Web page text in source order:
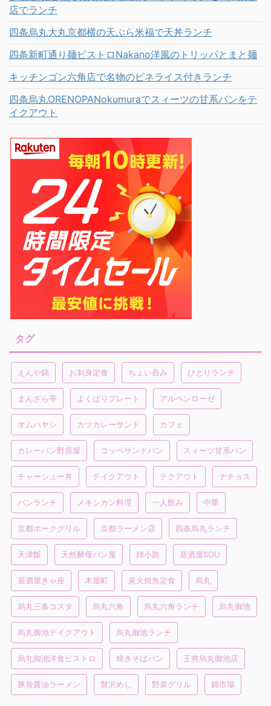
店でランチ
四条烏丸大丸京都横の天ぷら米福で天丼ランチ
四条新町通り麺ビストロNakano洋風のトリッパとまと麺
キッチンゴン六角店で名物のピネライス付きランチ
四条烏丸ORENOPANokumuraでスィーツの甘系パンをテ
イクアウト
タグ
えんや錦 お刺身定食 ちょい呑み ひとりランチ
まんざら亭 よくばりプレート アルペンローゼ
オムハヤシ カツカレーサンド カフェ
カレーパン野原屋 コッペサンドパン スィーツ甘系パン
チャーシュー丼 テイクアウト テクアウト ナチョス
パンランチ メキシカン料理 一人飲み 中華
京都ポークグリル 京都ラーメン店 四条烏丸ランチ
天津飯 天然酵母パン屋 姉小路 居酒屋SOU
居酒屋きゃ座 木屋町 炭火焼魚定食 烏丸
烏丸三条コスタ 烏丸六角 烏丸六角ランチ 烏丸御池
烏丸御池テイクアウト 烏丸御池ランチ
烏丸御池洋食ビストロ 焼きそばパン 王将烏丸御池店
豚骨醤油ラーメン 贅沢めし 野菜グリル 錦市場